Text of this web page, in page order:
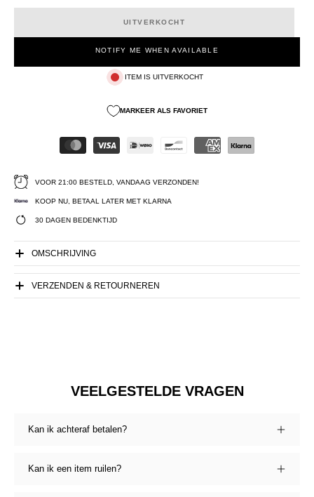
UITVERKOCHT
NOTIFY ME WHEN AVAILABLE
ITEM IS UITVERKOCHT
MARKEER ALS FAVORIET
VOOR 21:00 BESTELD, VANDAAG VERZONDEN!
KOOP NU, BETAAL LATER MET KLARNA
30 DAGEN BEDENKTIJD
OMSCHRIJVING
VERZENDEN & RETOURNEREN
VEELGESTELDE VRAGEN
Kan ik achteraf betalen?
Kan ik een item ruilen?